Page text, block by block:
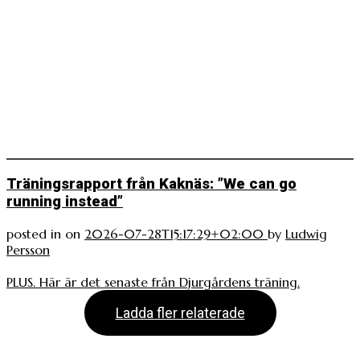
Träningsrapport från Kaknäs: ”We can go
running instead”
posted in on 2026-07-28T15:17:29+02:00 by Ludwig
Persson
PLUS. Här är det senaste från Djurgårdens träning.
Ladda fler relaterade